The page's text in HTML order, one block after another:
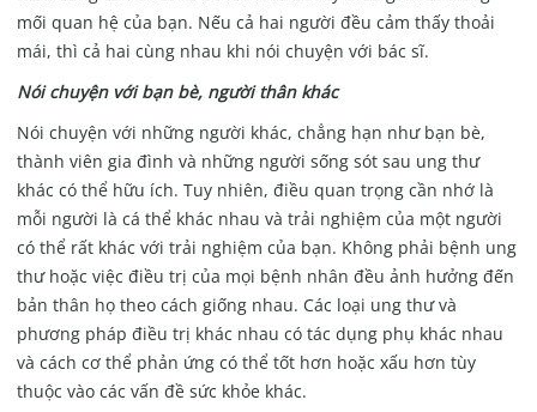
mối quan hệ của bạn. Nếu cả hai người đều cảm thấy thoải
mái, thì cả hai cùng nhau khi nói chuyện với bác sĩ.
Nói chuyện với bạn bè, người thân khác
Nói chuyện với những người khác, chẳng hạn như bạn bè,
thành viên gia đình và những người sống sót sau ung thư
khác có thể hữu ích. Tuy nhiên, điều quan trọng cần nhớ là
mỗi người là cá thể khác nhau và trải nghiệm của một người
có thể rất khác với trải nghiệm của bạn. Không phải bệnh ung
thư hoặc việc điều trị của mọi bệnh nhân đều ảnh hưởng đến
bản thân họ theo cách giống nhau. Các loại ung thư và
phương pháp điều trị khác nhau có tác dụng phụ khác nhau
và cách cơ thể phản ứng có thể tốt hơn hoặc xấu hơn tùy
thuộc vào các vấn đề sức khỏe khác.